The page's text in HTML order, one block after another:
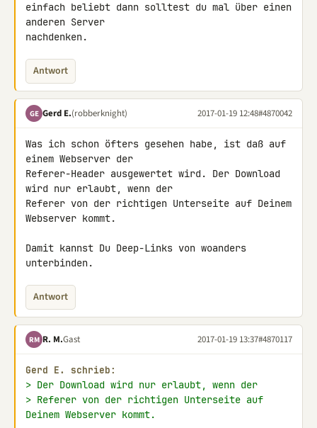
einfach beliebt dann solltest du mal über einen
anderen Server
nachdenken.
Antwort
GE Gerd E.(robberknight) 2017-01-19 12:48#4870042
Was ich schon öfters gesehen habe, ist daß auf
einem Webserver der
Referer-Header ausgewertet wird. Der Download
wird nur erlaubt, wenn der
Referer von der richtigen Unterseite auf Deinem
Webserver kommt.
Damit kannst Du Deep-Links von woanders
unterbinden.
Antwort
RM R. M.Gast 2017-01-19 13:37#4870117
Gerd E. schrieb:
> Der Download wird nur erlaubt, wenn der
> Referer von der richtigen Unterseite auf
Deinem Webserver kommt.